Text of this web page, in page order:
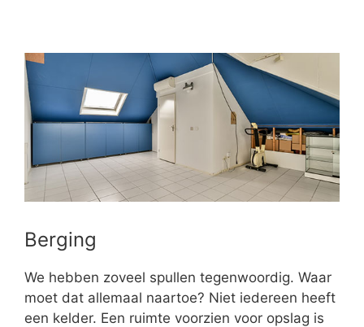
Berging
We hebben zoveel spullen tegenwoordig. Waar
moet dat allemaal naartoe? Niet iedereen heeft
een kelder. Een ruimte voorzien voor opslag is